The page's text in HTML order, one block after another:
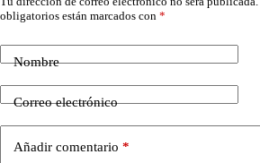
obligatorios están marcados con *
Nombre
Correo electrónico
Añadir comentario *